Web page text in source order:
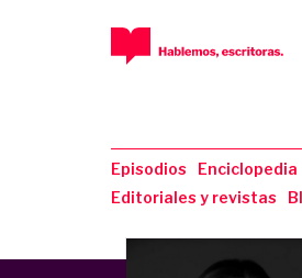
Episodios Enciclopedia
Editoriales y revistas